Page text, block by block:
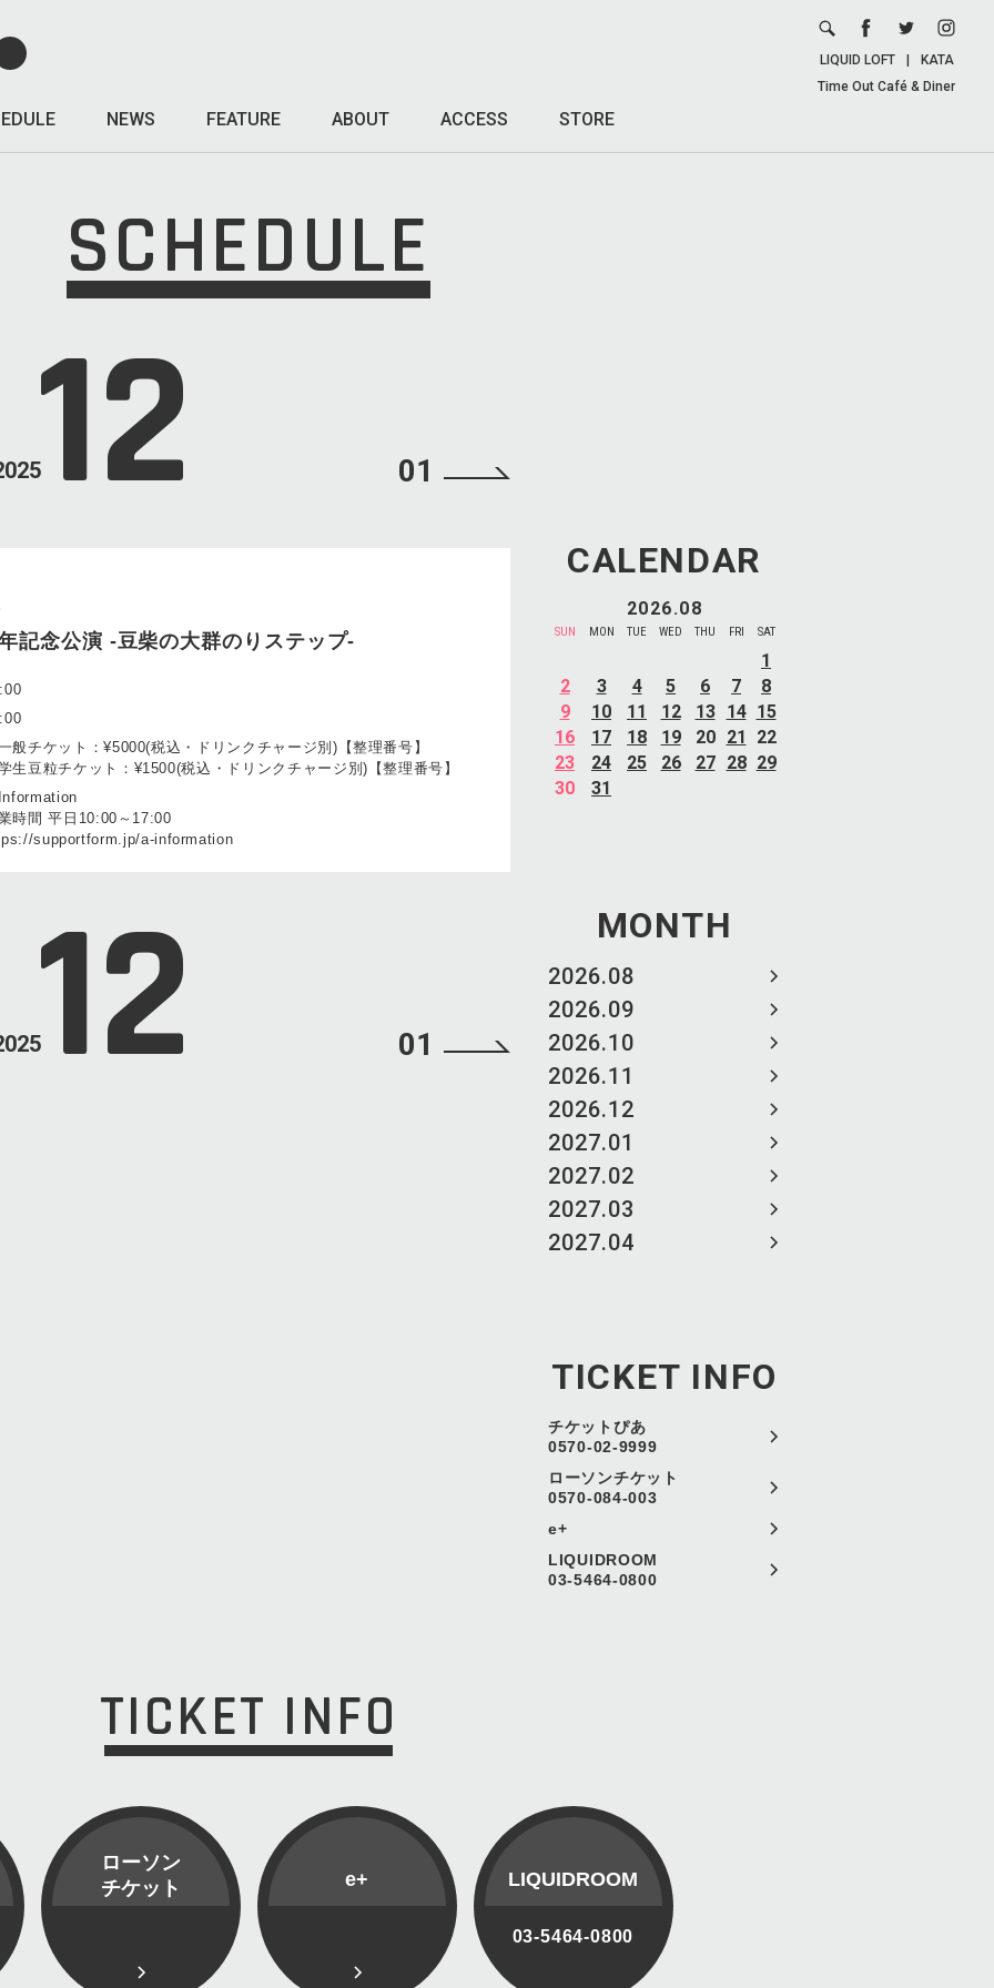
NEWS FEATURE ABOUT ACCESS STORE
LIQUID LOFT
KATA
Time Out Café & Diner
SCHEDULE
CALENDAR
2026.08
SUN MON TUE WED THU FRI SAT
1
2
3 4 5 6 7
8
9
10 11 12 13 14 15
16
17 18 19 20 21
22
23
24 25 26 27 28 29
30
31
MONTH
2026.08
2026.09
2026.10
2026.11
2026.12
2027.01
2027.02
2027.03
2027.04
TICKET INFO
チケットぴあ
0570-02-9999
ローソンチケット
0570-084-003
e+
LIQUIDROOM
03-5464-0800
12 01
記念公演 -豆柴の大群のりステップ-
般チケット：¥5000(税込・ドリンクチャージ別)【整理番号】
生豆粒チケット：¥1500(税込・ドリンクチャージ別)【整理番号】
時間 平日10:00～17:00
supportform.jp/a-information
12 01
TICKET INFO
ローソン
チケット
e+ LIQUIDROOM
03-5464-0800